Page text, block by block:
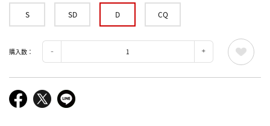
S SD D CQ
購入数：